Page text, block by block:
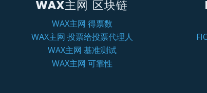
WAX主网 区块链
WAX主网 得票数
WAX主网 投票给投票代理人
WAX主网 基准测试
WAX主网 可靠性